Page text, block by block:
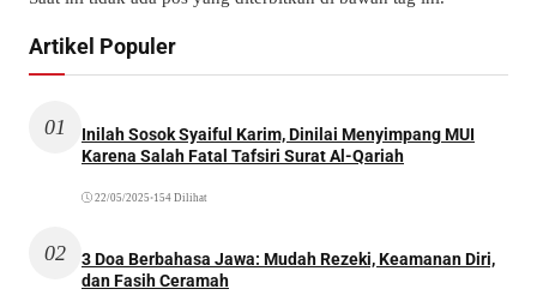
Artikel Populer
01
Inilah Sosok Syaiful Karim, Dinilai Menyimpang MUI
Karena Salah Fatal Tafsiri Surat Al-Qariah
22/05/2025 •154 Dilihat
02
3 Doa Berbahasa Jawa: Mudah Rezeki, Keamanan Diri,
dan Fasih Ceramah